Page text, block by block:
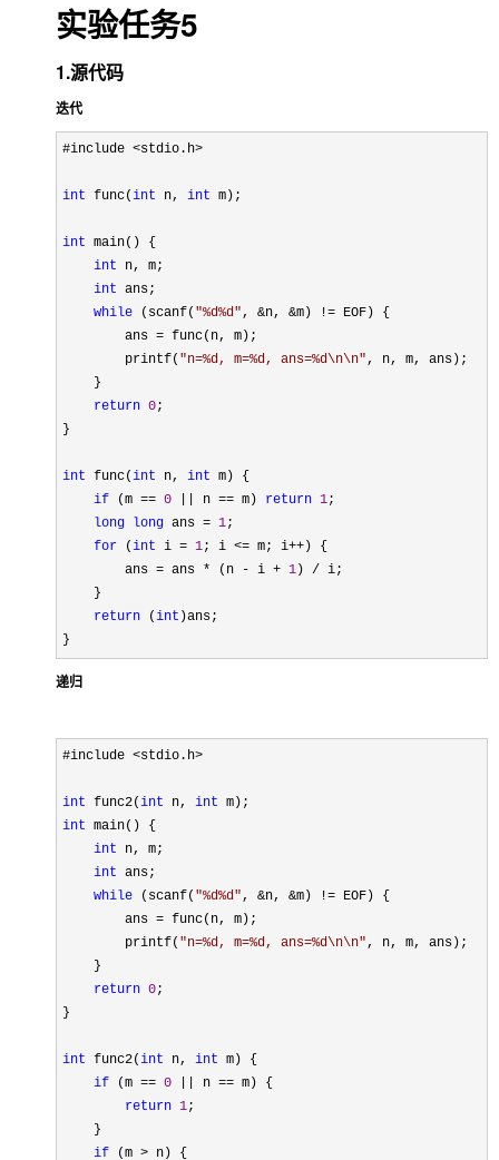
实验任务5
1.源代码
迭代
#include <stdio.h>
int func(int n, int m);
int main() {
int n, m;
int ans;
while (scanf( "%d%d", &n, &m) != EOF) {
        ans
= func(n, m);
        printf(
"n=%d, m=%d, ans=%d\n\n", n, m, ans);
    }
return 0;
}
int func(int n, int m) {
if (m == 0 || n == m) return 1;
long
long ans = 1;
for (int i = 1; i <= m; i++ ) {
        ans
= ans * (n - i + 1 ) / i;
    }
return (int )ans;
}
递归
#include <stdio.h>
int func2(int n, int
int main() {
int n, m;
int ans;
while (scanf( "%d%d", &n, &m) != EOF) {
        ans
= func(n, m);
        printf(
"n=%d, m=%d, ans=%d\n\n", n, m, ans);
    }
return 0;
}
int func2(int n, int m) {
if (m == 0 || n == m) {
return 1;
    }
if (m > n) {